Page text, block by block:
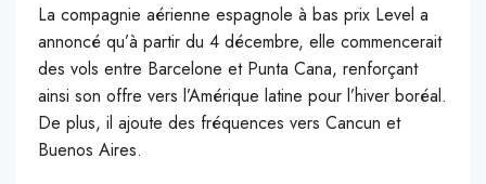
La compagnie aérienne espagnole à bas prix Level a
annoncé qu’à partir du 4 décembre, elle commencerait
des vols entre Barcelone et Punta Cana, renforçant
ainsi son offre vers l’Amérique latine pour l’hiver boréal.
De plus, il ajoute des fréquences vers Cancun et
Buenos Aires.